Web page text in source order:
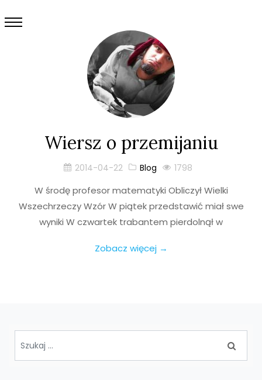
Wiersz o przemijaniu
2014-04-22 Blog 1798
W środę profesor matematyki Obliczył Wielki
Wszechrzeczy Wzór W piątek przedstawić miał swe
wyniki W czwartek trabantem pierdolnął w
Zobacz więcej →